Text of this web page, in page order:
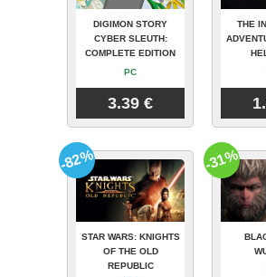
DIGIMON STORY
CYBER SLEUTH:
COMPLETE EDITION
PC
3.39 €
THE
STAR WARS: KNIGHTS
OF THE OLD
REPUBLIC
-82% -31%